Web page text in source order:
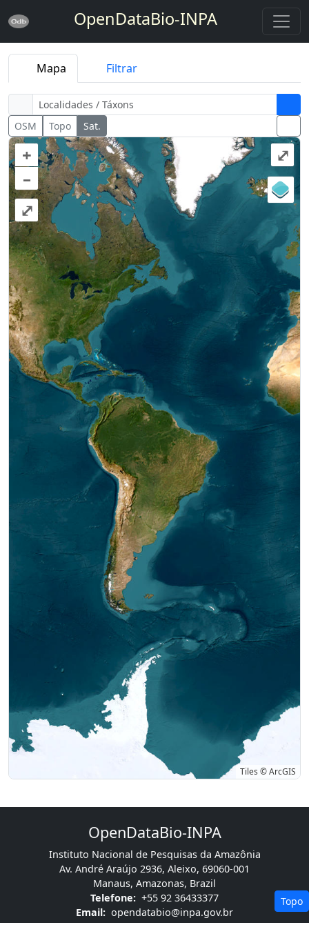
Topo
OpenDataBio-INPA
Mapa Filtrar
OSM Topo Sat.
+
–
Tiles © ArcGIS
⤢
⤢
OpenDataBio-INPA
Instituto Nacional de Pesquisas da Amazônia
Av. André Araújo 2936, Aleixo, 69060-001
Manaus, Amazonas, Brazil
Telefone: +55 92 36433377
Email: opendatabio@inpa.gov.br